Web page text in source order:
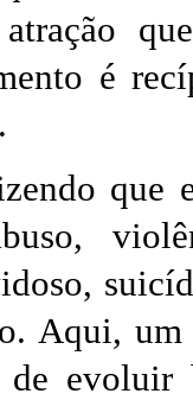
é
que
Aqui,
de